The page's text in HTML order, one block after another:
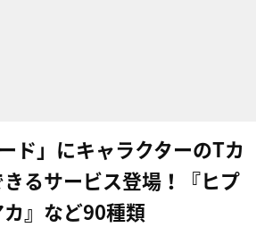
ド」にキャラクターのTカ
るサービス登場！『ヒプ
』など90種類